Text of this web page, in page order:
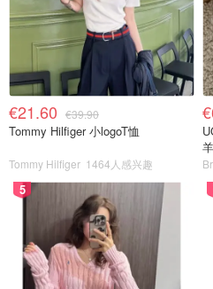
€21.60 €39.90
Tommy Hilfiger 小logoT恤
Tommy Hilfiger 1464人感兴趣
5